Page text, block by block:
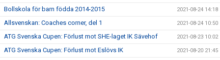
Bollskola för barn födda 2014-2015 2021-08-24 14:18
Allsvenskan: Coaches corner, del 1 2021-08-24 10:50
ATG Svenska Cupen: Förlust mot SHE-laget IK Sävehof 2021-08-23 10:02
ATG Svenska Cupen: Förlust mot Eslövs IK 2021-08-20 21:45